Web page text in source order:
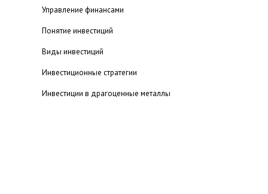
Управление финансами
Понятие инвестиций
Виды инвестиций
Инвестиционные стратегии
Инвестиции в драгоценные металлы